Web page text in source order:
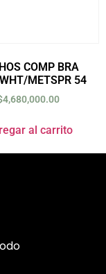
COMP BRA
METSPR 54
4,680,000.00
al carrito